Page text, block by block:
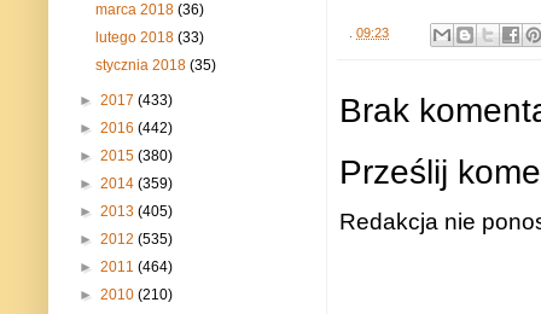
. 09:23
Brak
Prześlij
Redakcja nie
marca 2018(36)
lutego 2018(33)
stycznia 2018(35)
► 2017 (433)
► 2016 (442)
► 2015 (380)
► 2014 (359)
► 2013 (405)
► 2012 (535)
► 2011 (464)
► 2010 (210)